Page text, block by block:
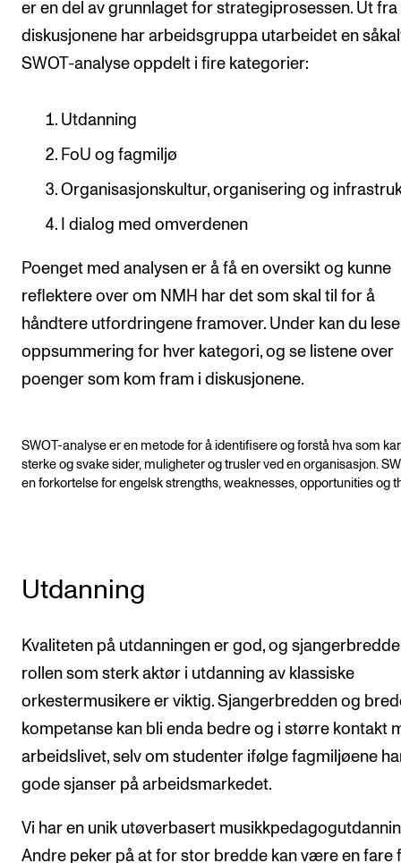
Livet rundt FoU
For ph.d.-programmet i kunstnerisk utviklingsarbeid
For ph.d.-programmet i musikkforskning
KONSERTER OG ARRANGEMENTER
Arrangementer for ansatte
Gjennomføre konserter og arrangementer
Markedsføring, program og plakat
Låne utstyr – lyd, lys og video
Konsertopptak
ORGANISASJON
Organisering av NMH
Biblioteket
Hvem gjør hva i administrasjonen
er en del av grunnlaget for strategiprosessen. Ut fra
diskusjonene har arbeidsgruppa utarbeidet en
SWOT-analyse oppdelt i fire kategorier:
Utdanning
FoU og fagmiljø
Organisasjonskultur, organisering og
I dialog med omverdenen
Poenget med analysen er å få en oversikt og kunne
reflektere over om NMH har det som skal til for å
håndtere utfordringene framover. Under kan du lese
oppsummering for hver kategori, og se listene over
poenger som kom fram i diskusjonene.
SWOT-analyse er en metode for å identifisere og forstå hva som
sterke og svake sider, muligheter og trusler ved en organisasjon.
en forkortelse for engelsk strengths, weaknesses, opportunities og
Utdanning
Kvaliteten på utdanningen er god, og
rollen som sterk aktør i utdanning av klassiske
orkestermusikere er viktig. Sjangerbredden og
kompetanse kan bli enda bedre og i større kontakt
arbeidslivet, selv om studenter ifølge fagmiljøene
gode sjanser på arbeidsmarkedet.
Vi har en unik utøverbasert
Andre peker på at for stor bredde kan være en fare